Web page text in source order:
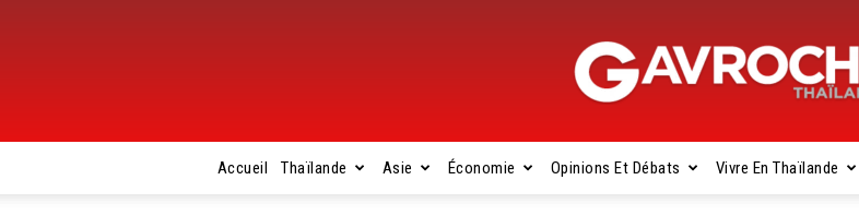
Gavroche
Accueil Thaïlande Asie Économie Opinions Et Débats Vivre En Thaïlande